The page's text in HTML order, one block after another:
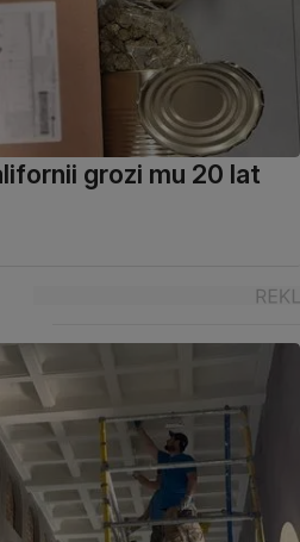
grozi mu 20 lat